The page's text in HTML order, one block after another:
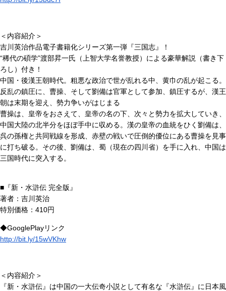
＜内容紹介＞
吉川英治作品電子書籍化シリーズ第一弾『三国志』！
“稀代の碩学”渡部昇一氏（上智大学名誉教授）による豪華解説（書き下
ろし）付き！
中国・後漢王朝時代。粗悪な政治で世が乱れる中、黄巾の乱が起こる。
反乱の鎮圧に、曹操、そして劉備は官軍として参加、鎮圧するが、漢王
朝は末期を迎え、勢力争いがはじまる
曹操は、皇帝をおさえて、皇帝の名の下、次々と勢力を拡大していき、
中国大陸の北半分をほぼ手中に収める。漢の皇帝の血統をひく劉備は、
呉の孫権と共同戦線を形成、赤壁の戦いで圧倒的優位にある曹操を見事
に打ち破る。その後、劉備は、蜀（現在の四川省）を手に入れ、中国は
三国時代に突入する。
■『新・水滸伝 完全版』
著者：吉川英治
特別価格：410円
◆GooglePlayリンク
http://bit.ly/15wVKhw
＜内容紹介＞
『新・水滸伝』は中国の一大伝奇小説として有名な『水滸伝』に日本風